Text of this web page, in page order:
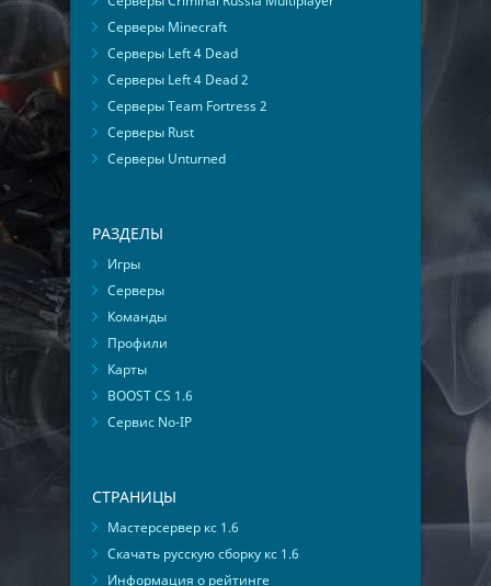
Серверы Minecraft
Серверы Left 4 Dead
Серверы Left 4 Dead 2
Серверы Team Fortress 2
Серверы Rust
Серверы Unturned
РАЗДЕЛЫ
Игры
Серверы
Команды
Профили
Карты
BOOST CS 1.6
Сервис No-IP
СТРАНИЦЫ
Мастерсервер кс 1.6
Скачать русскую сборку кс 1.6
Информация о рейтинге